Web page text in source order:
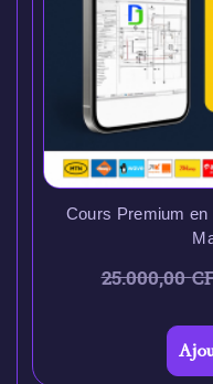
Cours Premium en
25.000,00